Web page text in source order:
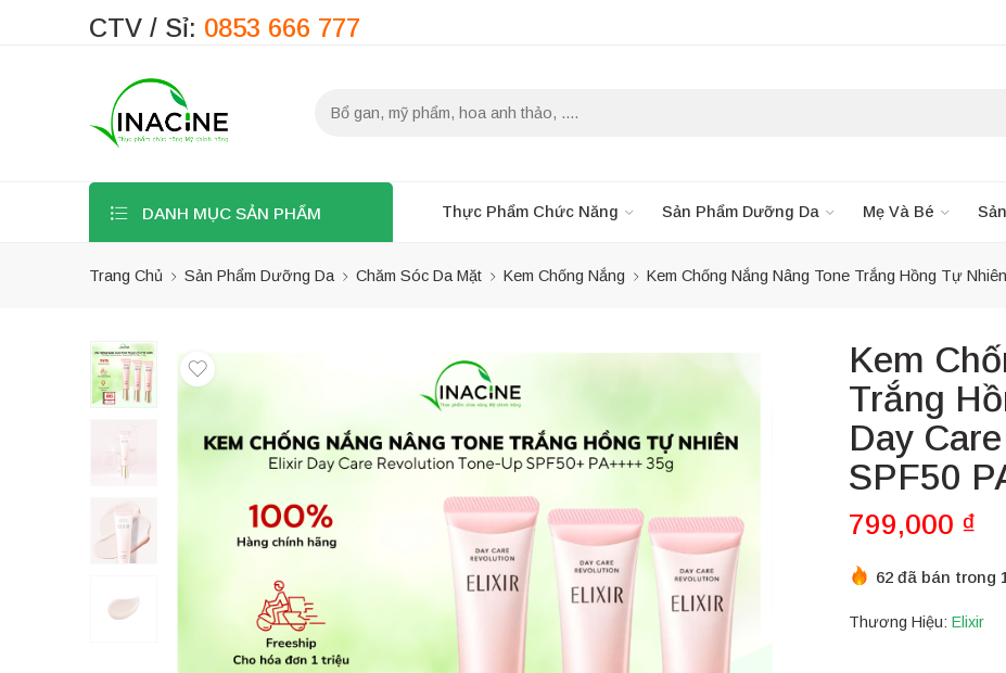
CTV / Sỉ: 0853 666 777
DANH MỤC SẢN PHẨM Thực Phẩm Chức Năng Sản Phẩm Dưỡng Da Mẹ Và Bé
Trang Chủ Sản Phẩm Dưỡng Da Chăm Sóc Da Mặt Kem Chống Nắng Kem Chống Nắng Nâng Tone Trắng Hồng Tự
Kem
Trắng
Day
SPF50
799,000 ₫
62 đã bán trong
Thương Hiệu: Elixir